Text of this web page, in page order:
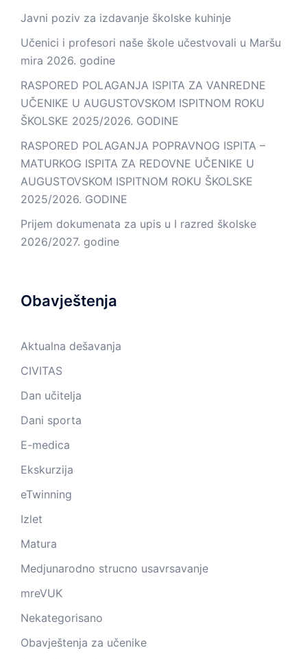
Javni poziv za izdavanje školske kuhinje
Učenici i profesori naše škole učestvovali u Maršu
mira 2026. godine
RASPORED POLAGANJA ISPITA ZA VANREDNE
UČENIKE U AUGUSTOVSKOM ISPITNOM ROKU
ŠKOLSKE 2025/2026. GODINE
RASPORED POLAGANJA POPRAVNOG ISPITA –
MATURKOG ISPITA ZA REDOVNE UČENIKE U
AUGUSTOVSKOM ISPITNOM ROKU ŠKOLSKE
2025/2026. GODINE
Prijem dokumenata za upis u I razred školske
2026/2027. godine
Obavještenja
Aktualna dešavanja
CIVITAS
Dan učitelja
Dani sporta
E-medica
Ekskurzija
eTwinning
Izlet
Matura
Medjunarodno strucno usavrsavanje
mreVUK
Nekategorisano
Obavještenja za učenike